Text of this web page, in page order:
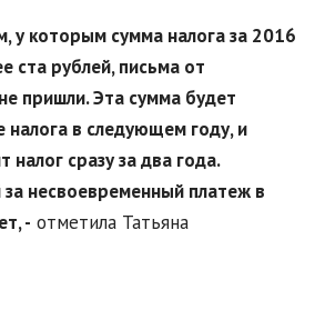
у которым сумма налога за 2016
ста рублей, письма от
пришли. Эта сумма будет
налога в следующем году, и
налог сразу за два года.
несвоевременный платеж в
- отметила Татьяна